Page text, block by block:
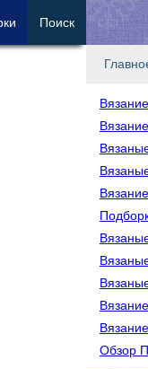
Обзор
Поиск